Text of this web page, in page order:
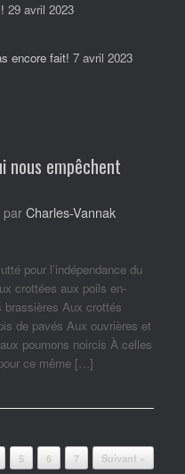
29 avril 2023
encore fait! 7 avril 2023
nous empêchent
par Charles-Vannak
pour l’indépendance du
crottées aux poils en-
Aux crottés
de pavés Aux ouvrières et
poumons noircis À celles
ce même […]
5 6 7 Suivant »